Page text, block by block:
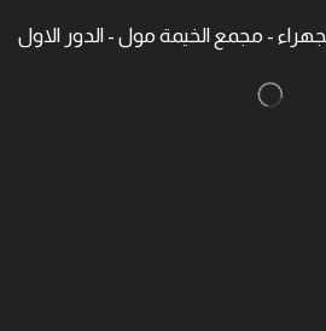
- مجمع الخيمة مول - الدور الاول